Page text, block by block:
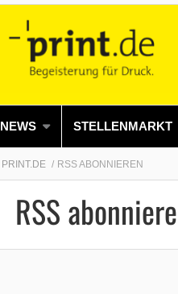
NEWS STELLENMARKT
PRINT.DE RSS ABONNIEREN
RSS